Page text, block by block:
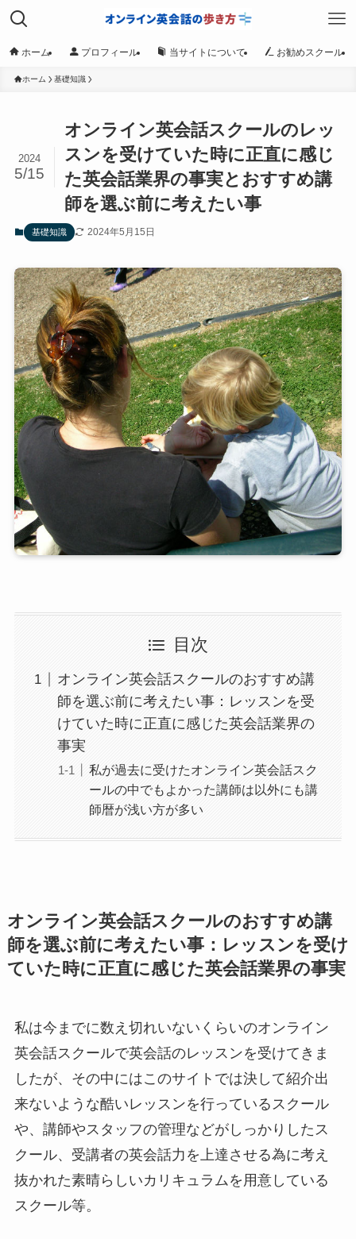
ホーム プロフィール 当サイトについて お勧めスクール
ホーム 基礎知識
オンライン英会話スクールのレッ
スンを受けていた時に正直に感じ
た英会話業界の事実とおすすめ講
師を選ぶ前に考えたい事
2024
5/15
基礎知識 2024年5月15日
目次
オンライン英会話スクールのおすすめ講
師を選ぶ前に考えたい事：レッスンを受
けていた時に正直に感じた英会話業界の
事実
私が過去に受けたオンライン英会話スク
ールの中でもよかった講師は以外にも講
師暦が浅い方が多い
オンライン英会話スクールのおすすめ講
師を選ぶ前に考えたい事：レッスンを受け
ていた時に正直に感じた英会話業界の事実
私は今までに数え切れいないくらいのオンライン
英会話スクールで英会話のレッスンを受けてきま
したが、その中にはこのサイトでは決して紹介出
来ないような酷いレッスンを行っているスクール
や、講師やスタッフの管理などがしっかりしたス
クール、受講者の英会話力を上達させる為に考え
抜かれた素晴らしいカリキュラムを用意している
スクール等。